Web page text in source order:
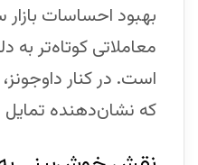
بهبود احساسات بازار
معاملاتی کوتاه‌تر
که نشان‌دهنده تمایل